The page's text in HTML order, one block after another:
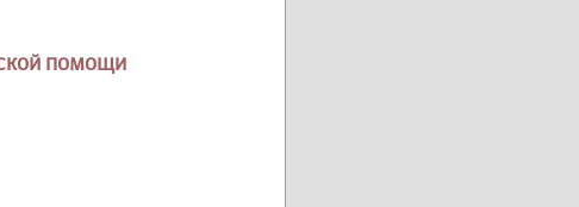
помощи